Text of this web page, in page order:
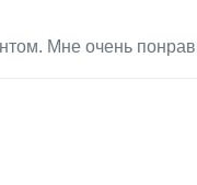
Мне очень